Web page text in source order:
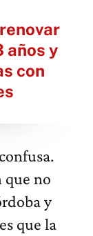
años y
con
que no
y
que la